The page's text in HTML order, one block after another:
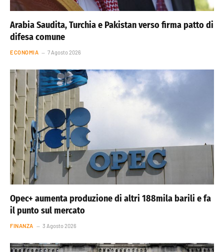
Arabia Saudita, Turchia e Pakistan verso firma patto di
difesa comune
ECONOMIA 7 Agosto 2026
Opec+ aumenta produzione di altri 188mila barili e fa
il punto sul mercato
FINANZA 3 Agosto 2026